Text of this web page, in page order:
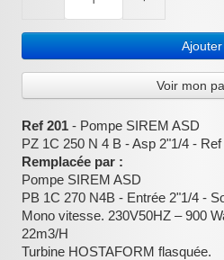
Ajouter
Voir mon
Ref 201 - Pompe SIREM ASD
PZ 1C 250 N 4 B - Asp 2"1/4 - Ref
Remplacée par :
Pompe SIREM ASD
PB 1C 270 N4B - Entrée 2"1/4 -
Mono vitesse. 230V50HZ – 900
22m3/H
Turbine HOSTAFORM flasquée.